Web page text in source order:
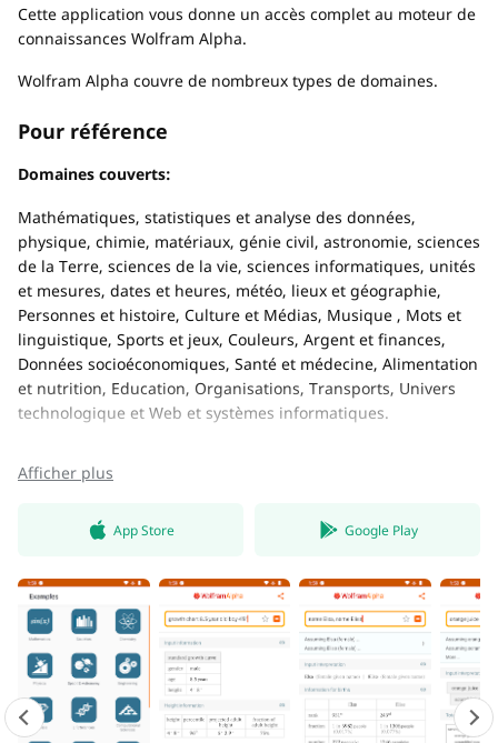
Cette application vous donne un accès complet au moteur de
connaissances Wolfram Alpha.
Wolfram Alpha couvre de nombreux types de domaines.
Pour référence
Domaines couverts:
Mathématiques, statistiques et analyse des données,
physique, chimie, matériaux, génie civil, astronomie, sciences
de la Terre, sciences de la vie, sciences informatiques, unités
et mesures, dates et heures, météo, lieux et géographie,
Personnes et histoire, Culture et Médias, Musique , Mots et
linguistique, Sports et jeux, Couleurs, Argent et finances,
Données socioéconomiques, Santé et médecine, Alimentation
et nutrition, Education, Organisations, Transports, Univers
technologique et Web et systèmes informatiques.
Afficher plus
App Store Google Play